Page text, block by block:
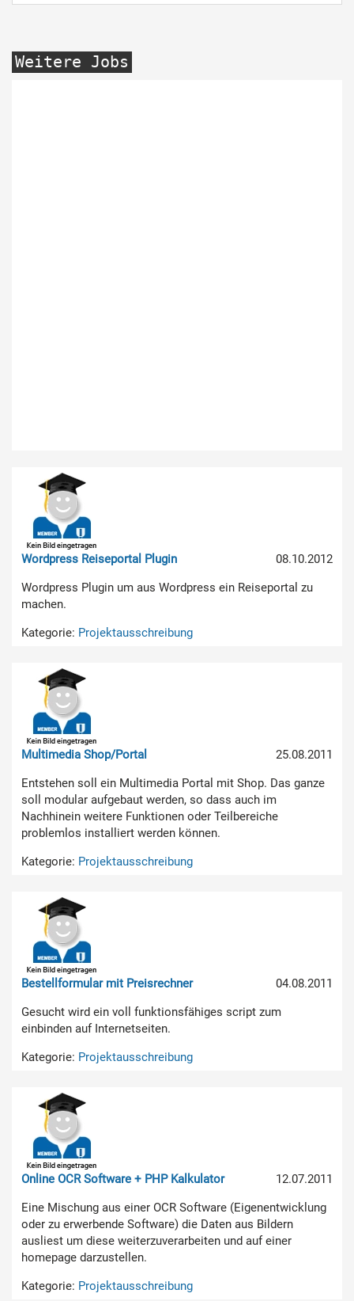
Weitere Jobs
08.10.2012
Wordpress Reiseportal Plugin
Wordpress Plugin um aus Wordpress ein Reiseportal zu
machen.
Kategorie: Projektausschreibung
25.08.2011
Multimedia Shop/Portal
Entstehen soll ein Multimedia Portal mit Shop. Das ganze
soll modular aufgebaut werden, so dass auch im
Nachhinein weitere Funktionen oder Teilbereiche
problemlos installiert werden können.
Kategorie: Projektausschreibung
04.08.2011
Bestellformular mit Preisrechner
Gesucht wird ein voll funktionsfähiges script zum
einbinden auf Internetseiten.
Kategorie: Projektausschreibung
12.07.2011
Online OCR Software + PHP Kalkulator
Eine Mischung aus einer OCR Software (Eigenentwicklung
oder zu erwerbende Software) die Daten aus Bildern
ausliest um diese weiterzuverarbeiten und auf einer
homepage darzustellen.
Kategorie: Projektausschreibung